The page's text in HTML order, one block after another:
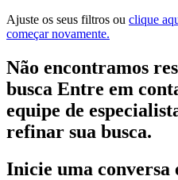
Ajuste os seus filtros ou clique
começar novamente.
Não encontramos
busca Entre em
equipe de
refinar sua busca.
Inicie uma conversa